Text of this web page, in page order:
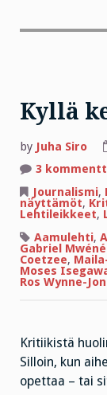
Kyllä
by Juha Siro
3
Journalismi,
näyttämöt,
Lehtileikkeet,
Aamulehti,
Gabriel
Coetzee,
Moses
Ros Wynne-
Kritiikistä
Silloin, kun
opettaa – tai